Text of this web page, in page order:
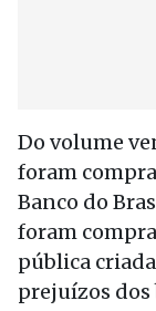
Do volume
foram
Banco do
foram
pública
prejuízos dos